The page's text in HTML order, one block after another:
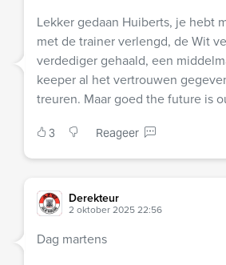
Lekker gedaan Huiberts, je hebt
met de trainer verlengd, de Wit
verdediger gehaald, een
keeper al het vertrouwen
treuren. Maar goed the future is
3 Reageer
Derekteur
2 oktober 2025 22:56
Dag martens